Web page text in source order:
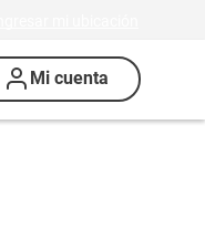
Mi cuenta